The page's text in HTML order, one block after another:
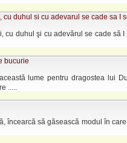
duhul si cu adevarul se cade sa I
cu duhul şi cu adevărul se cade să I
bucurie
lume pentru dragostea lui
.....
încearcă să găsească modul în